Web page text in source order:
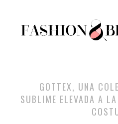
GOTTEX, UNA
SUBLIME ELEVADA A